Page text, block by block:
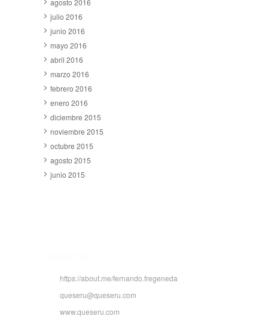
agosto 2016
julio 2016
junio 2016
mayo 2016
abril 2016
marzo 2016
febrero 2016
enero 2016
diciembre 2015
noviembre 2015
octubre 2015
agosto 2015
junio 2015
https://about.me/fernando.fregeneda
queseru@queseru.com
www.queseru.com